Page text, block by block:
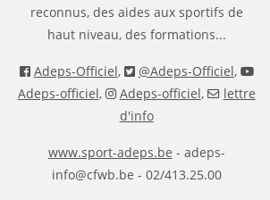
reconnus, des aides aux sportifs de
haut niveau, des formations...
Adeps-Officiel, @Adeps-Officiel,
Adeps-officiel, Adeps-officiel,
lettre
d'info
www.sport-adeps.be - adeps-
info@cfwb.be - 02/413.25.00